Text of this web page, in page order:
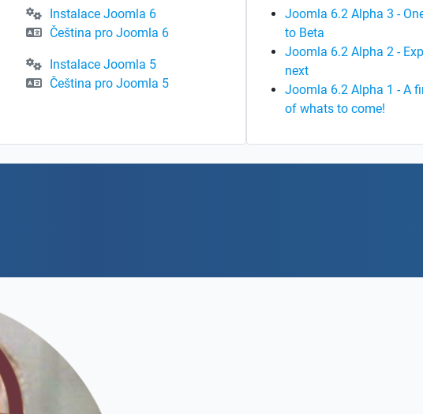
Instalace Joomla 6
Čeština pro Joomla 6
Instalace Joomla 5
Čeština pro Joomla 5
Joomla 6.2 Alpha 3 -
to Beta
Joomla 6.2 Alpha 2 -
next
Joomla 6.2 Alpha 1 - A
of whats to come!